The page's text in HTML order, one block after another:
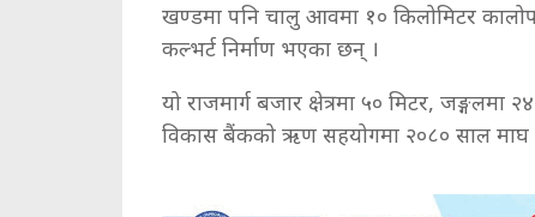
खण्डमा पनि चालु आवमा १० किलोमिटर
कल्भर्ट निर्माण भएका छन् ।
यो राजमार्ग बजार क्षेत्रमा ५० मिटर, जङ्गलमा
विकास बैंकको ऋण सहयोगमा २०८० साल माघ